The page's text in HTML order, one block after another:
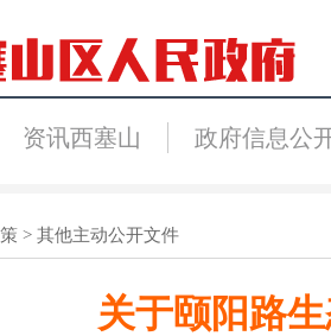
资讯西塞山 政府信息公
> 其他主动公开文件
关于颐阳路